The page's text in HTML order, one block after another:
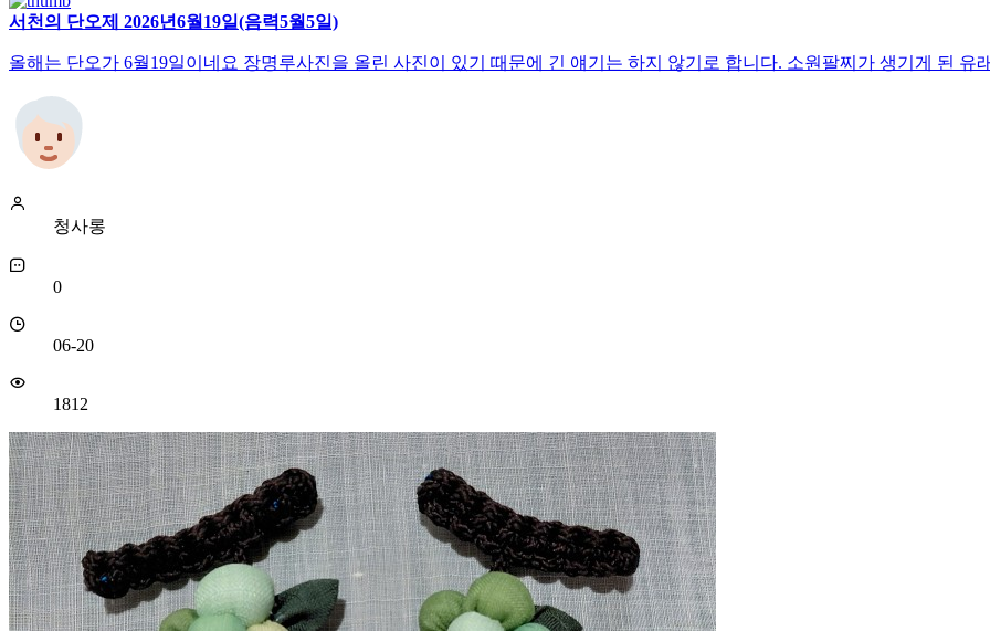
서천의 단오제 2026년6월19일(음력5월5일)
올해는 단오가 6월19일이네요 장명루사진을 올린 사진이 있기 때문에 긴 얘기는 하지 않기로 합니다. 소원팔찌가 생기게 된 유
청사롱
0
06-20
1812